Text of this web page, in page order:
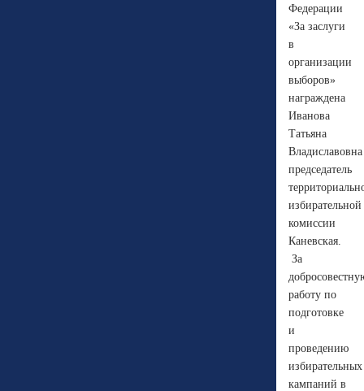
Федерации
«За заслуги
в
организации
выборов»
награждена
Иванова
Татьяна
Владиславовна
председатель
избирательной
комиссии
Каневская.
За
работу по
подготовке
и
проведению
избирательных
кампаний в